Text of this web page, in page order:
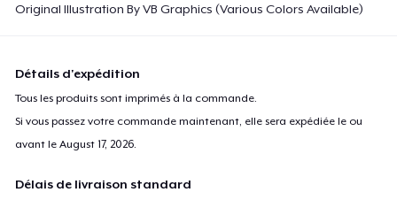
Original Illustration By VB Graphics (Various Colors Available)
Détails d'expédition
Tous les produits sont imprimés à la commande.
Si vous passez votre commande maintenant, elle sera expédiée le ou
avant leAugust 17, 2026.
Délais de livraison standard